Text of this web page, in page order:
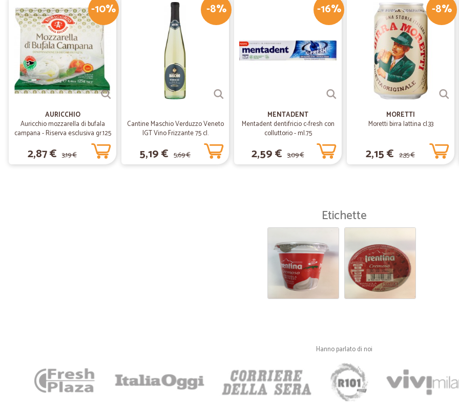
— Emilia L.
Ordinare online e’ facile e
Consegna veloce e puntuale.
consiglio.
—Lorenzo L.
Prodotti buoni e serietà
Prodotti buoni e serietà nella
Cristiana D.
abbastanza soddisfatto dei
servizio. Forse bisognerebbe
-10%
AURICCHIO
Auricchio mozzarella di bufala
campana - Riserva esclusiva gr.125
2,87 € 3,19 €
-8%
Cantine Maschio Verduzzo Veneto
IGT Vino Frizzante 75 cl.
5,19 € 5,69 €
-16%
MENTADENT
Mentadent dentifricio c-fresh con
colluttorio - ml.75
2,59 € 3,09 €
-8%
MORETTI
Moretti birra lattina cl.33
2,15 € 2,35 €
Etichette
Hanno parlato di noi